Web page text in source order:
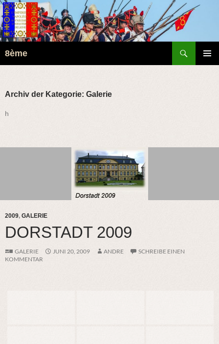
8ème
Archiv der Kategorie: Galerie
h
2009, GALERIE
DORSTADT 2009
GALERIE JUNI 20, 2009 ANDRE
SCHREIBE EINEN
KOMMENTAR